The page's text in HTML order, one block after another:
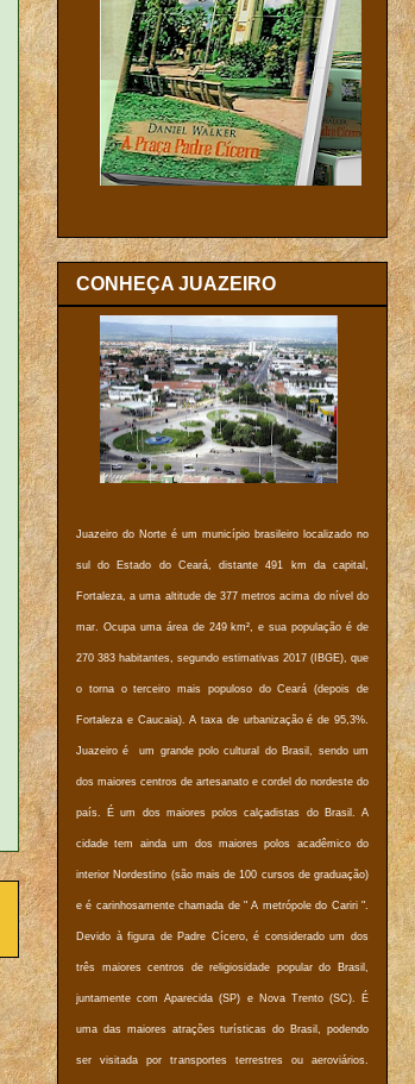
CONHEÇA JUAZEIRO
Juazeiro do Norte é um município brasileiro localizado no
sul do Estado do Ceará, distante 491 km da capital,
Fortaleza, a uma altitude de 377 metros acima do nível do
mar. Ocupa uma área de 249 km², e sua população é de
270 383 habitantes, segundo estimativas 2017 (IBGE), que
o torna o terceiro mais populoso do Ceará (depois de
Fortaleza e Caucaia). A taxa de urbanização é de 95,3%.
Juazeiro é um grande polo cultural do Brasil, sendo um
dos maiores centros de artesanato e cordel do nordeste do
país. É um dos maiores polos calçadistas do Brasil. A
cidade tem ainda um dos maiores polos acadêmico do
interior Nordestino (são mais de 100 cursos de graduação)
e é carinhosamente chamada de " A metrópole do Cariri ".
Devido à figura de Padre Cícero, é considerado um dos
três maiores centros de religiosidade popular do Brasil,
juntamente com Aparecida (SP) e Nova Trento (SC). É
uma das maiores atrações turísticas do Brasil, podendo
ser visitada por transportes terrestres ou aeroviários.